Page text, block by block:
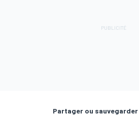
Partager ou